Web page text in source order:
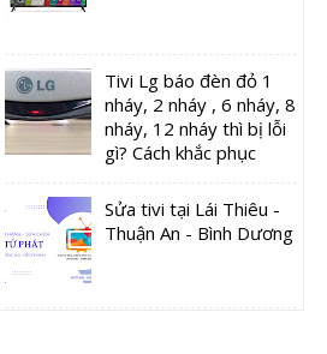
Tivi Lg báo đèn đỏ 1
nháy, 2 nháy , 6 nháy, 8
nháy, 12 nháy thì bị lỗi
gì? Cách khắc phục
Sửa tivi tại Lái Thiêu -
Thuận An - Bình Dương